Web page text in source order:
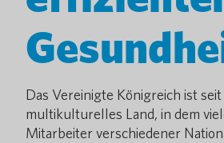
Das Vereinigte Königreich ist
multikulturelles Land, in dem
Mitarbeiter verschiedener